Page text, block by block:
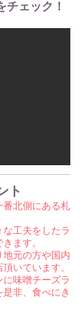
チェック！
ト
番北側にある札
工夫をしたラ
ます。
元の方や国内
いています。
味噌チーズラ
非、食べにき